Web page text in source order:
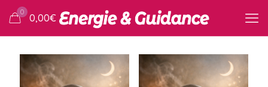
0 0,00€